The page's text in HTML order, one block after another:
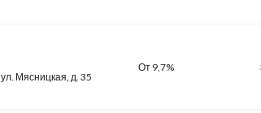
Мясницкая, д. 35
От 9,7%